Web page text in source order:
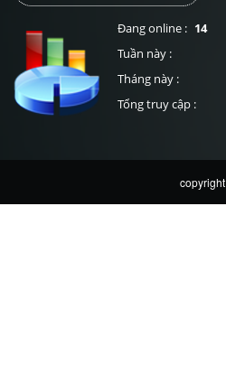
Đang online : 14
Tuần này :
Tháng này :
Tổng truy cập :
copyright